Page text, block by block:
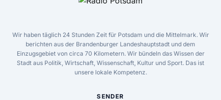
Wir haben täglich 24 Stunden Zeit für Potsdam und die Mittelmark. Wir
berichten aus der Brandenburger Landeshauptstadt und dem
Einzugsgebiet von circa 70 Kilometern. Wir bündeln das Wissen der
Stadt aus Politik, Wirtschaft, Wissenschaft, Kultur und Sport. Das ist
unsere lokale Kompetenz.
SENDER